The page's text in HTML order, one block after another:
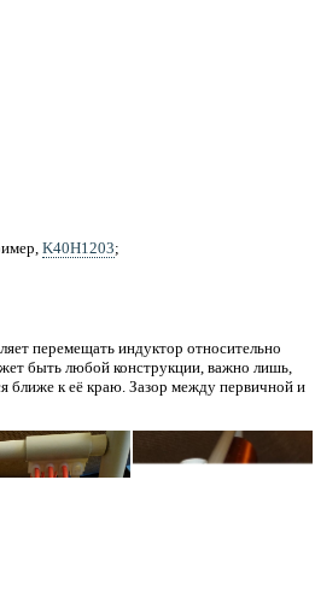
K40H1203;
перемещать индуктор относительно
быть любой конструкции, важно лишь,
ближе к её краю. Зазор между первичной и